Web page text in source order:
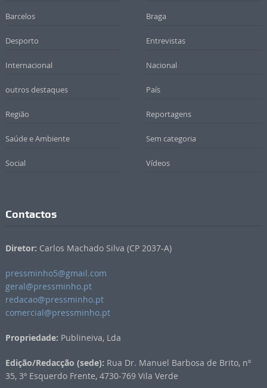
Barcelos Braga
Desporto Entrevistas
Internacional Nacional
outros destaques País
Região Reportagens
Saúde e Ambiente Sem categoria
Social Vídeos
Contactos
Diretor: Carlos Machado Silva (CP 2037-A)
pressminho5@gmail.com
geral@pressminho.pt
redacao@pressminho.pt
comercial@pressminho.pt
Propriedade: Publineiva, Lda
Edição/Redacção (sede): Rua Dr. Manuel Barbosa de Brito, nº
35, 3º Esquerdo Frente, 4730-769 Vila Verde